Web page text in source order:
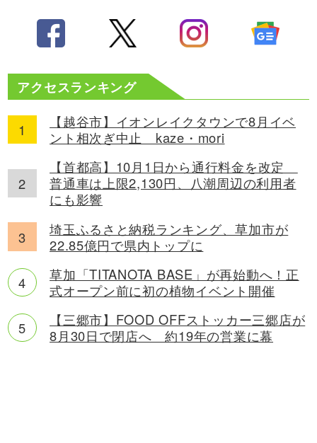
アクセスランキング
【越谷市】イオンレイクタウンで8月イベ
ント相次ぎ中止 kaze・mori
【首都高】10月1日から通行料金を改定
普通車は上限2,130円、八潮周辺の利用者
にも影響
埼玉ふるさと納税ランキング、草加市が
22.85億円で県内トップに
草加「TITANOTA BASE」が再始動へ！正
式オープン前に初の植物イベント開催
【三郷市】FOOD OFFストッカー三郷店が
8月30日で閉店へ 約19年の営業に幕